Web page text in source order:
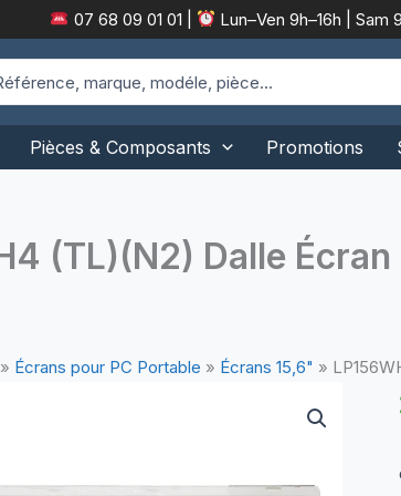
07 68 09 01 01 Lun–Ven 9h–16h | Sam
Pièces & Composants Promotions
(TL)(N2) Dalle
» Écrans pour PC Portable » Écrans 15,6" »